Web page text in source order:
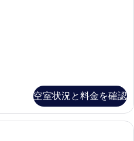
空室状況と料金を確認
スーペリアルーム5 禁煙 | セーフテ